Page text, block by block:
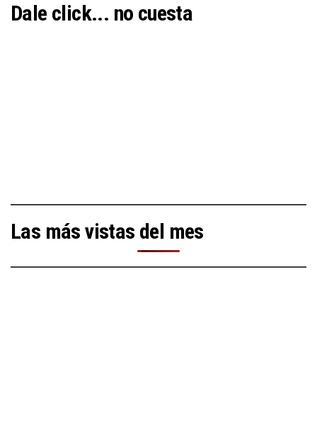
Dale click... no cuesta
Las más vistas del mes